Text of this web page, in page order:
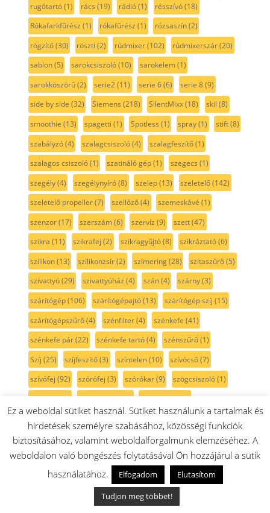
rugótartó(1) rács (19) rádió(1) résszívó(18)
Rókafarkfűrész (1) rókafűrész (1) rózsaszín(2)
rögzítő(30) röszti (2) rúdmixer(102) rúdmixerszár(20)
sablon(5) sarokcsiszoló(10) sarokelem(1)
sarokköszörű(2) serie2(11) serie 6(6) serie 8(9)
side by side (32) Siemens (218) SilentMixx(18) skil (8)
smoothie (13) spagetti (1) Spotless (1) spray(1) stift(8)
szabályzó(4) szalagcsiszoló(4) szalagfeszítő(1)
szalagos csiszoló(1) szatináló gép(1) szegecs (1)
szegély(4) szegélynyíró(8) szelep(13) szeletelő(142)
szeletelő propeller(7) szellőző(4) szemeskávé (1)
szenzor(17) szerszám(6) szervíz (9) szett(47)
szikra (11) szikrafej (2) szikragyűjtó(8) szikráztató(6)
szilikon(13) szilikonzsír(2) szimering(28) szitaszűrő(5)
szivattyú(29) szivattyúház (4) szán(4) szárny(3)
szárítógép(106) szárítógépajtó(13) szárítógép szíj (15)
szárítógépszűrő(4) szénfilter(4) szénkefe (41)
szénkefe pár(22) szénkefe tartó(4) szénszűrő(1)
Szíj (25) szíjfeszítő(3) színtelen(10) szívócső(7)
szívófej (92) szórófej (3) szórókar(9) szögcsiszoló(1)
szögfúró(1) szögpolírozó(1) szöszszedő(3)
szűrőtartó(6) sárga(3) sín(5) sótartály (7) sötétkék(3)
sövénynyíró(1) sütemény kinyomó(3)
sütési funkcióválasztó(31) sütő(315) sütőajtó(35)
sütőajtó külső üveg(17)
Ez a weboldal sütiket használ. Sütiket használunk a tartalmak és
hirdetések személyre szabásához, közösségi funkciók
biztosításához, valamint weboldalforgalmunk elemzéséhez. A
weboldalon való böngészés folytatásával Ön hozzájárul a sütik
használatához.
Elfogadom
Elutasítom
Tudjon meg többet!